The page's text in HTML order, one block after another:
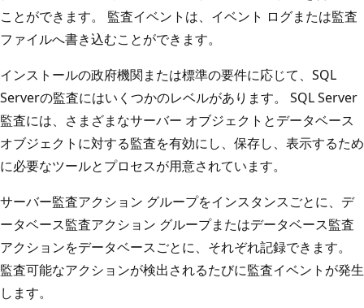
ことができます。 監査イベントは、イベント ログまたは監査
ファイルへ書き込むことができます。
インストールの政府機関または標準の要件に応じて、SQL
Serverの監査にはいくつかのレベルがあります。 SQL Server
監査には、さまざまなサーバー オブジェクトとデータベース
オブジェクトに対する監査を有効にし、保存し、表示するため
に必要なツールとプロセスが用意されています。
サーバー監査アクション グループをインスタンスごとに、デ
ータベース監査アクション グループまたはデータベース監査
アクションをデータベースごとに、それぞれ記録できます。
監査可能なアクションが検出されるたびに監査イベントが発生
します。